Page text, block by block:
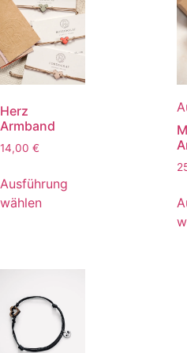
Herz
Armband
14,00 €
Ausführung
wählen